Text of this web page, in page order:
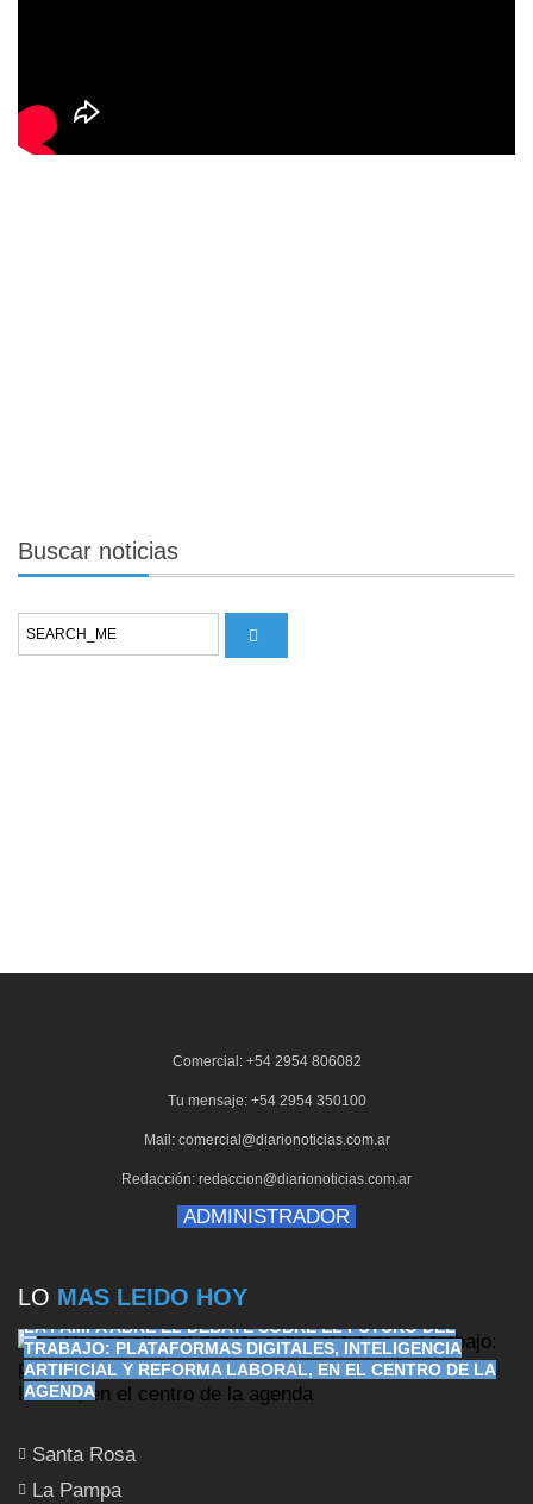
Buscar noticias
Comercial: +54 2954 806082
Tu mensaje: +54 2954 350100
Mail: comercial@diarionoticias.com.ar
Redacción: redaccion@diarionoticias.com.ar
ADMINISTRADOR
LO MAS LEIDO HOY
LA PAMPA ABRE EL DEBATE SOBRE EL FUTURO DEL
TRABAJO: PLATAFORMAS DIGITALES, INTELIGENCIA
ARTIFICIAL Y REFORMA LABORAL, EN EL CENTRO DE LA
AGENDA
Santa Rosa
La Pampa